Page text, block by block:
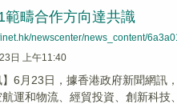
範疇合作方向達共識
newscenter/news_content/
日 上午11:40
】6月23日，據香港政府新聞網
運和物流、經貿投資、創新科技